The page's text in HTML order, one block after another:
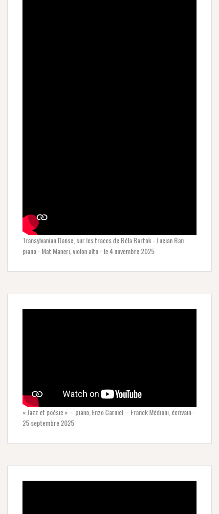
Transylvanian Danse, sur les traces de Béla Bartok - Lucian Ban
piano - Mat Maneri, violon alto - le 4 novembre 2025
« Jazz et poésie » – piano, Enzo Carniel – Franck Médioni, écrivain -
25 septembre 2025